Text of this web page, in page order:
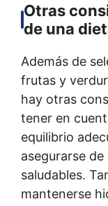
Otras
de una
Además de
frutas y
hay otras
tener en
equilibrio
asegurarse
saludables.
mantenerse